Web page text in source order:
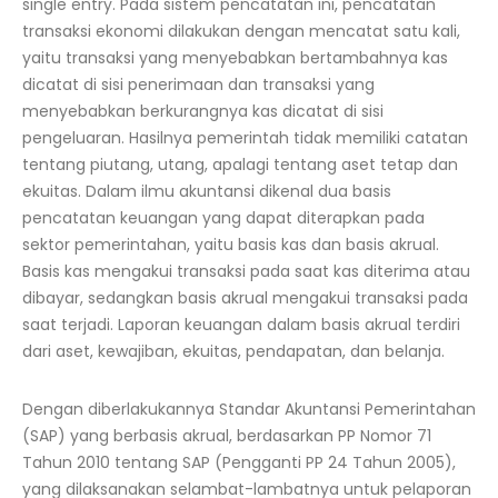
single entry. Pada sistem pencatatan ini, pencatatan
transaksi ekonomi dilakukan dengan mencatat satu kali,
yaitu transaksi yang menyebabkan bertambahnya kas
dicatat di sisi penerimaan dan transaksi yang
menyebabkan berkurangnya kas dicatat di sisi
pengeluaran. Hasilnya pemerintah tidak memiliki catatan
tentang piutang, utang, apalagi tentang aset tetap dan
ekuitas. Dalam ilmu akuntansi dikenal dua basis
pencatatan keuangan yang dapat diterapkan pada
sektor pemerintahan, yaitu basis kas dan basis akrual.
Basis kas mengakui transaksi pada saat kas diterima atau
dibayar, sedangkan basis akrual mengakui transaksi pada
saat terjadi. Laporan keuangan dalam basis akrual terdiri
dari aset, kewajiban, ekuitas, pendapatan, dan belanja.
Dengan diberlakukannya Standar Akuntansi Pemerintahan
(SAP) yang berbasis akrual, berdasarkan PP Nomor 71
Tahun 2010 tentang SAP (Pengganti PP 24 Tahun 2005),
yang dilaksanakan selambat-lambatnya untuk pelaporan